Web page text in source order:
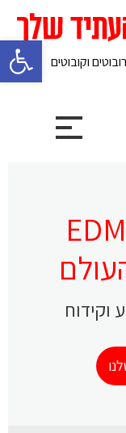
רובוטים וקובוטים
מכונות ארוזיה EDM
וקידוח